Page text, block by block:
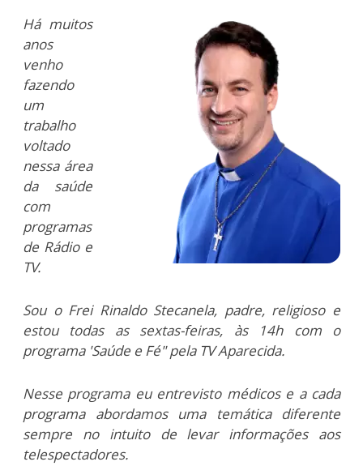
Há muitos
anos
venho
fazendo
um
trabalho
voltado
nessa área
da saúde
com
programas
de Rádio e
TV.
Sou o Frei Rinaldo Stecanela, padre, religioso e
estou todas as sextas-feiras, às 14h com o
programa 'Saúde e Fé" pela TV Aparecida.
Nesse programa eu entrevisto médicos e a cada
programa abordamos uma temática diferente
sempre no intuito de levar informações aos
telespectadores.